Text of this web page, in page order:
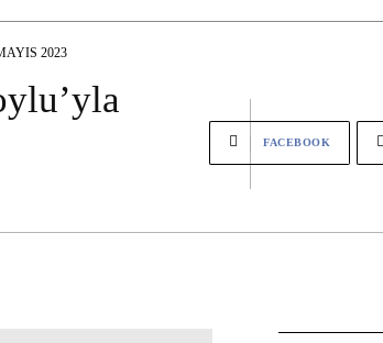
2023
FACEBOOK